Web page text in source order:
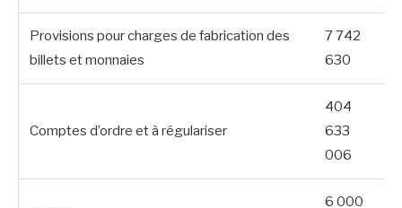
Provisions pour charges de fabrication des
billets et monnaies
7 742
630
Comptes d’ordre et à régulariser
404
633
006
6 000